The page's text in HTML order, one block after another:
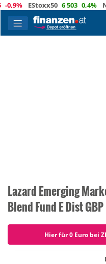
EStoxx50 6 503 0,4%
Lazard Emerging
Blend Fund E Dist
Hier für 0 Euro bei